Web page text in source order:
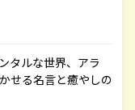
タルな世界、アラ
せる名言と癒やしの